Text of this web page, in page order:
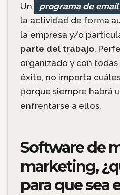
Un programa de
la actividad de forma
la empresa y/o
parte del trabajo.
organizado y con
éxito, no importa
porque siempre habrá
enfrentarse a ellos.
Software de
marketing,
para que sea